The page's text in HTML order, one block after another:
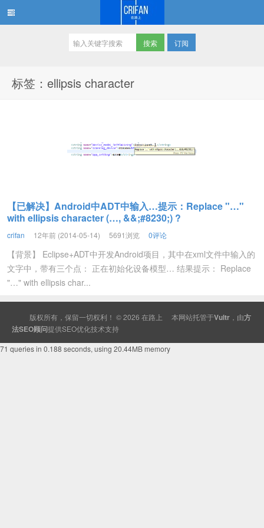
订阅
标签：ellipsis character
【已解决】Android中ADT中输入…提示：Replace "…"
with ellipsis character (…, &&;#8230;) ?
crifan 12年前 (2014-05-14) 5691浏览 0评论
【背景】 Eclipse+ADT中开发Android项目，其中在xml文件中输入的
文字中，带有三个点： 正在初始化设备模型… 结果提示： Replace
"…" with ellipsis char...
版权所有，保留一切权利！ © 2026 在路上 本网站托管于Vultr ，由方
法SEO顾问提供SEO优化技术支持
71 queries in 0.188 seconds, using 20.44MB memory